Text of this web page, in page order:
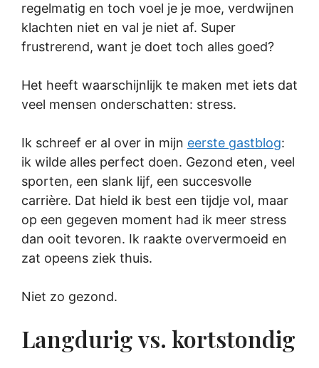
regelmatig en toch voel je je moe, verdwijnen
klachten niet en val je niet af. Super
frustrerend, want je doet toch alles goed?
Het heeft waarschijnlijk te maken met iets dat
veel mensen onderschatten: stress.
Ik schreef er al over in mijn eerste gastblog:
ik wilde alles perfect doen. Gezond eten, veel
sporten, een slank lijf, een succesvolle
carrière. Dat hield ik best een tijdje vol, maar
op een gegeven moment had ik meer stress
dan ooit tevoren. Ik raakte oververmoeid en
zat opeens ziek thuis.
Niet zo gezond.
Langdurig vs. kortstondig